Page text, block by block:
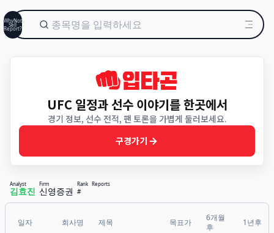
WhyNot
Sell
Report?
UFC 일정과 선수 이야기를 한곳에서
경기 정보, 선수 전적, 팬 토론을 가볍게 둘러보세요.
구경가기
Analyst
김효진
Firm
신영증권
Rank
#
Reports
일자 회사명 제목 목표가
6개월
후
1년후